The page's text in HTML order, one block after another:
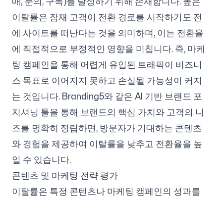
이탈률은 잠재 고객이 전환 경로를 시작하기도 전
에 사이트를 떠난다는 것을 의미하며, 이는 전환율
에 직접적으로 부정적인 영향을 미칩니다. 즉, 마케
팅 캠페인을 통해 어렵게 유입된 트래픽이 비즈니
스 목표로 이어지지 못하고 손실될 가능성이 커지
는 것입니다. Branding5와 같은 AI 기반 브랜드 포
지셔닝 툴을 통해 브랜드의 핵심 가치와 고객의 니
즈를 명확히 정립하면, 방문자가 기대하는 콘텐츠
와 경험을 제공하여 이탈률을 낮추고 전환율을 높
일 수 있습니다.
콘텐츠 및 마케팅 전략 평가
이탈률은 특정 콘텐츠나 마케팅 캠페인의 성과를